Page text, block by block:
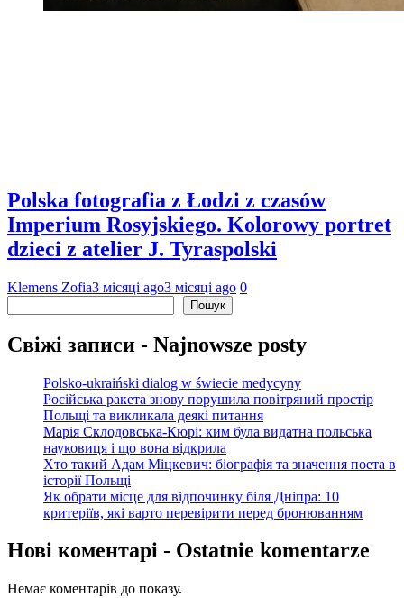
Polska fotografia z Łodzi z czasów
Imperium Rosyjskiego. Kolorowy portret
dzieci z atelier J. Tyraspolski
Klemens Zofia3 місяці ago3 місяці ago 0
Пошук
Свіжі записи - Najnowsze posty
Polsko-ukraiński dialog w świecie medycyny
Російська ракета знову порушила повітряний простір
Польщі та викликала деякі питання
Марія Склодовська-Кюрі: ким була видатна польська
науковиця і що вона відкрила
Хто такий Адам Міцкевич: біографія та значення поета в
історії Польщі
Як обрати місце для відпочинку біля Дніпра: 10
критеріїв, які варто перевірити перед бронюванням
Нові коментарі - Ostatnie komentarze
Немає коментарів до показу.